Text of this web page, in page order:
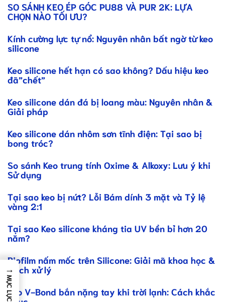
SO SÁNH KEO ÉP GÓC PU88 VÀ PUR 2K: LỰA
CHỌN NÀO TỐI ƯU?
Kính cường lực tự nổ: Nguyên nhân bất ngờ từ keo
silicone
Keo silicone hết hạn có sao không? Dấu hiệu keo
đã”chết”
Keo silicone dán đá bị loang màu: Nguyên nhân &
Giải pháp
Keo silicone dán nhôm sơn tĩnh điện: Tại sao bị
bong tróc?
So sánh Keo trung tính Oxime & Alkoxy: Lưu ý khi
Sử dụng
Tại sao keo bị nứt? Lỗi Bám dính 3 mặt và Tỷ lệ
vàng 2:1
Tại sao Keo silicone kháng tia UV bền bỉ hơn 20
năm?
Biofilm nấm mốc trên Silicone: Giải mã khoa học &
Cách xử lý
Keo V-Bond bắn nặng tay khi trời lạnh: Cách khắc
→
MỤC LỤC